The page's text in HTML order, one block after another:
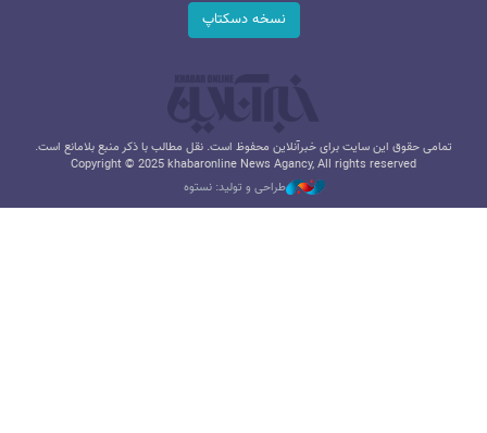
نسخه دسکتاپ
تمامی حقوق این سایت برای خبرآنلاین محفوظ است. نقل مطالب با ذکر منبع بلامانع است.
Copyright © 2025 khabaronline News Agancy, All rights reserved
طراحی و تولید: نستوه